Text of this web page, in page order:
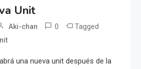
Unit
Aki-chan 0 Tagged
una nueva unit después de la